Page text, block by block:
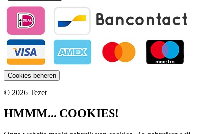
Cookies beheren
© 2026 Tezet
HMMM... COOKIES!